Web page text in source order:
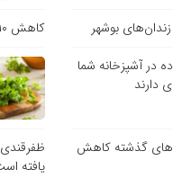
در آشپزخانه شما
دارند
گذشته کاهش
کاهش ۱۰ درصدی جمعیت کیفری زندان‌های بوشهر
یافته